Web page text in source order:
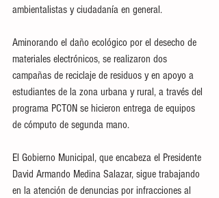
ambientalistas y ciudadanía en general.
Aminorando el daño ecológico por el desecho de
materiales electrónicos, se realizaron dos
campañas de reciclaje de residuos y en apoyo a
estudiantes de la zona urbana y rural, a través del
programa PCTON se hicieron entrega de equipos
de cómputo de segunda mano.
El Gobierno Municipal, que encabeza el Presidente
David Armando Medina Salazar, sigue trabajando
en la atención de denuncias por infracciones al